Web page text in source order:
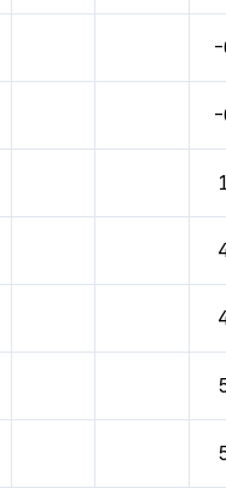
-
-